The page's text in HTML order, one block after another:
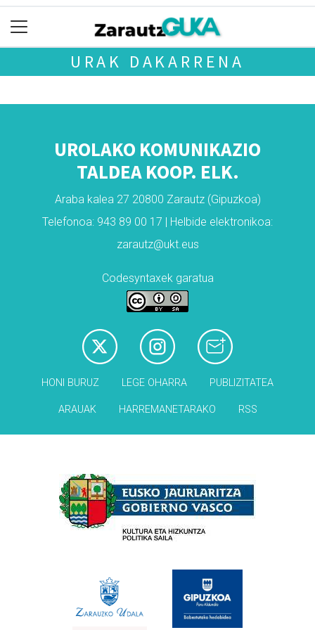
URAK DAKARRENA
UROLAKO KOMUNIKAZIO
TALDEA KOOP. ELK.
Araba kalea 27 20800 Zarautz (Gipuzkoa)
Telefonoa: 943 89 00 17 | Helbide elektronikoa:
zarautz@ukt.eus
Codesyntaxek garatua
HONI BURUZ LEGE OHARRA PUBLIZITATEA
ARAUAK HARREMANETARAKO RSS